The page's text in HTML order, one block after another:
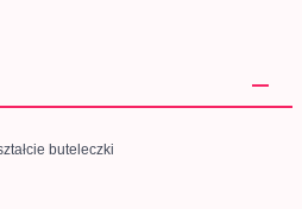
buteleczki